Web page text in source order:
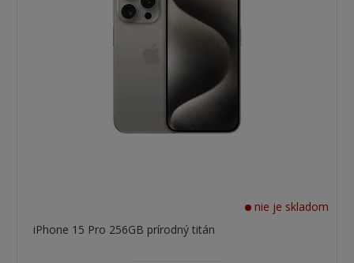
nie je skladom
iPhone 15 Pro 256GB prírodný titán